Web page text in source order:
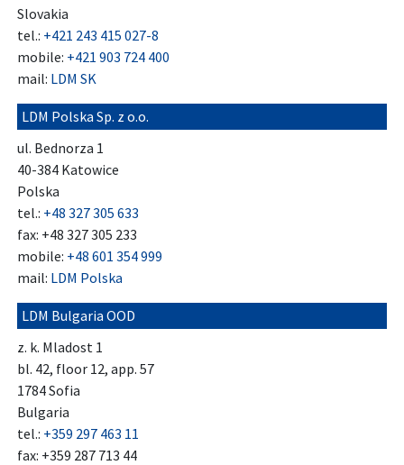
Slovakia
tel.: +421 243 415 027-8
mobile: +421 903 724 400
mail: LDM SK
LDM Polska Sp. z o.o.
ul. Bednorza 1
40-384 Katowice
Polska
tel.: +48 327 305 633
fax: +48 327 305 233
mobile: +48 601 354 999
mail: LDM Polska
LDM Bulgaria OOD
z. k. Mladost 1
bl. 42, floor 12, app. 57
1784 Sofia
Bulgaria
tel.: +359 297 463 11
fax: +359 287 713 44